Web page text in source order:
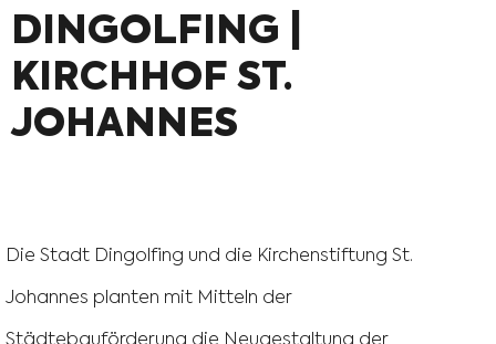
DINGOLFING |
KIRCHHOF ST.
JOHANNES
Die Stadt Dingolfing und die Kirchenstiftung St.
Johannes planten mit Mitteln der
Städtebauförderung die Neugestaltung der